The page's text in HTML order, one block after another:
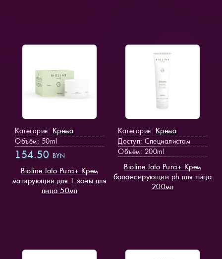
Категория: Крема
Объём: 50ml
154.50 BYN
Bioline Jato Pura+ Крем
матирующий для Т-зоны для
лица 50мл
Категория: Крема
Доступ: Специалистам
Объём: 200ml
Bioline Jato Pura+ Крем
балансирующий ph для лица
200мл